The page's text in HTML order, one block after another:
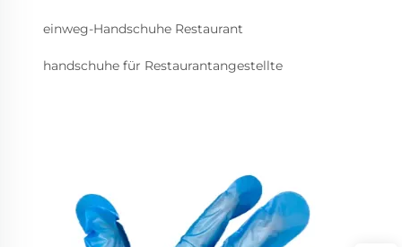
einweg-Handschuhe Restaurant
handschuhe für Restaurantangestellte